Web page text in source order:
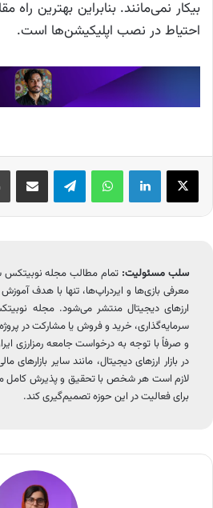
بیکار نمی‌مانند. بنابراین بهترین راه
احتیاط در نصب اپلیکیشن‌ها است.
X لینکدین واتس آپ تلگرام اشتراک گذاری از
سلب مسئولیت: تمام مطالب مجله نوبیتکس
معرفی بازی‌ها و ایردراپ‌ها، تنها با هدف آموزش
ارزهای دیجیتال منتشر می‌شود. مجله
سرمایه‌گذاری، خرید و فروش یا مشارکت در
و صرفاً با توجه به درخواست جامعه رمزارزی
در بازار ارزهای دیجیتال، مانند سایر
لازم است هر شخص با تحقیق و پذیرش کامل
برای فعالیت در این حوزه تصمیم‌گیری کند.